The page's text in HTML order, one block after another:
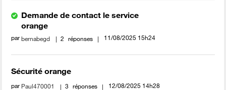
Demande de contact le service
orange
parbernabegd 2 réponses ‎11/08/2025 15h24
Sécurité orange
par Paul470001 3 réponses ‎12/08/2025 14h28